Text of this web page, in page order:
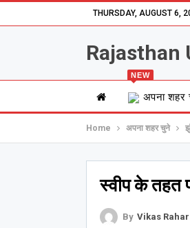
THURSDAY, AUGUST 6,
Rajasthan
अपना शहर
NEW
Home अपना शहर चुने
स्वीप के तहत
By Vikas Rahar